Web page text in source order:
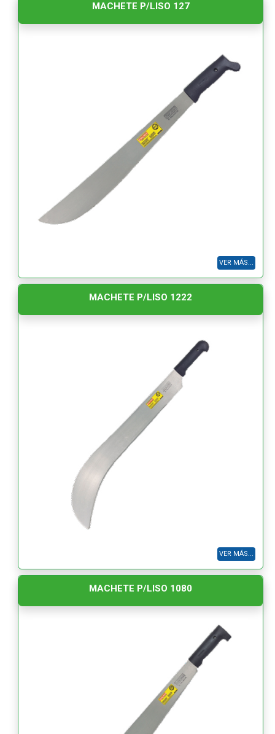
MACHETE P/LISO 127
VER MÁS...
MACHETE P/LISO 1222
VER MÁS...
MACHETE P/LISO 1080